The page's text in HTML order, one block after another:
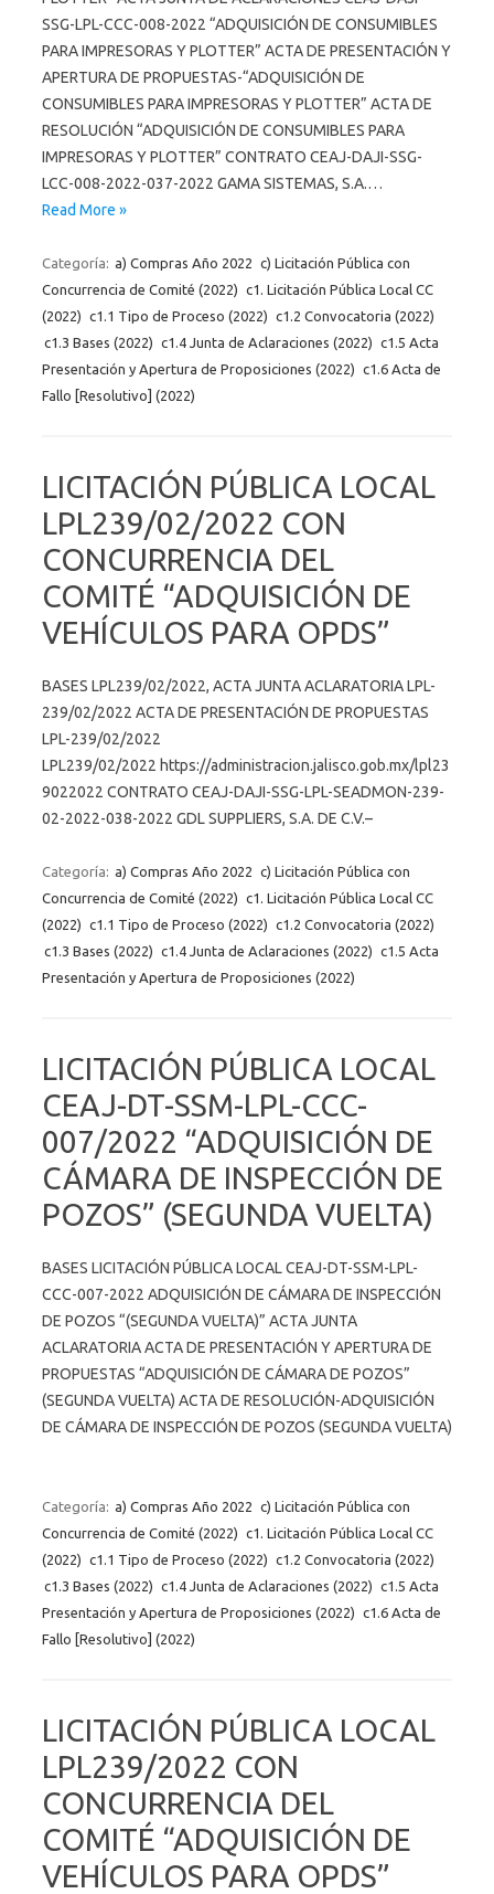
SSG-LPL-CCC-008-2022 “ADQUISICIÓN DE CONSUMIBLES
PARA IMPRESORAS Y PLOTTER” ACTA DE PRESENTACIÓN Y
APERTURA DE PROPUESTAS-“ADQUISICIÓN DE
CONSUMIBLES PARA IMPRESORAS Y PLOTTER” ACTA DE
RESOLUCIÓN “ADQUISICIÓN DE CONSUMIBLES PARA
IMPRESORAS Y PLOTTER” CONTRATO CEAJ-DAJI-SSG-
LCC-008-2022-037-2022 GAMA SISTEMAS, S.A.…
Read More »
Categoría: a) Compras Año 2022 c) Licitación Pública con
Concurrencia de Comité (2022) c1. Licitación Pública Local CC
(2022) c1.1 Tipo de Proceso (2022) c1.2 Convocatoria (2022)
c1.3 Bases (2022) c1.4 Junta de Aclaraciones (2022) c1.5 Acta
Presentación y Apertura de Proposiciones (2022) c1.6 Acta de
Fallo [Resolutivo] (2022)
LICITACIÓN PÚBLICA LOCAL
LPL239/02/2022 CON
CONCURRENCIA DEL
COMITÉ “ADQUISICIÓN DE
VEHÍCULOS PARA OPDS”
BASES LPL239/02/2022, ACTA JUNTA ACLARATORIA LPL-
239/02/2022 ACTA DE PRESENTACIÓN DE PROPUESTAS
LPL-239/02/2022
LPL239/02/2022 https://administracion.jalisco.gob.mx/lpl23
9022022 CONTRATO CEAJ-DAJI-SSG-LPL-SEADMON-239-
02-2022-038-2022 GDL SUPPLIERS, S.A. DE C.V.–
Categoría: a) Compras Año 2022 c) Licitación Pública con
Concurrencia de Comité (2022) c1. Licitación Pública Local CC
(2022) c1.1 Tipo de Proceso (2022) c1.2 Convocatoria (2022)
c1.3 Bases (2022) c1.4 Junta de Aclaraciones (2022) c1.5 Acta
Presentación y Apertura de Proposiciones (2022)
LICITACIÓN PÚBLICA LOCAL
CEAJ-DT-SSM-LPL-CCC-
007/2022 “ADQUISICIÓN DE
CÁMARA DE INSPECCIÓN DE
POZOS” (SEGUNDA VUELTA)
BASES LICITACIÓN PÚBLICA LOCAL CEAJ-DT-SSM-LPL-
CCC-007-2022 ADQUISICIÓN DE CÁMARA DE INSPECCIÓN
DE POZOS “(SEGUNDA VUELTA)” ACTA JUNTA
ACLARATORIA ACTA DE PRESENTACIÓN Y APERTURA DE
PROPUESTAS “ADQUISICIÓN DE CÁMARA DE POZOS”
(SEGUNDA VUELTA) ACTA DE RESOLUCIÓN-ADQUISICIÓN
DE CÁMARA DE INSPECCIÓN DE POZOS (SEGUNDA VUELTA)
Categoría: a) Compras Año 2022 c) Licitación Pública con
Concurrencia de Comité (2022) c1. Licitación Pública Local CC
(2022) c1.1 Tipo de Proceso (2022) c1.2 Convocatoria (2022)
c1.3 Bases (2022) c1.4 Junta de Aclaraciones (2022) c1.5 Acta
Presentación y Apertura de Proposiciones (2022) c1.6 Acta de
Fallo [Resolutivo] (2022)
LICITACIÓN PÚBLICA LOCAL
LPL239/2022 CON
CONCURRENCIA DEL
COMITÉ “ADQUISICIÓN DE
VEHÍCULOS PARA OPDS”